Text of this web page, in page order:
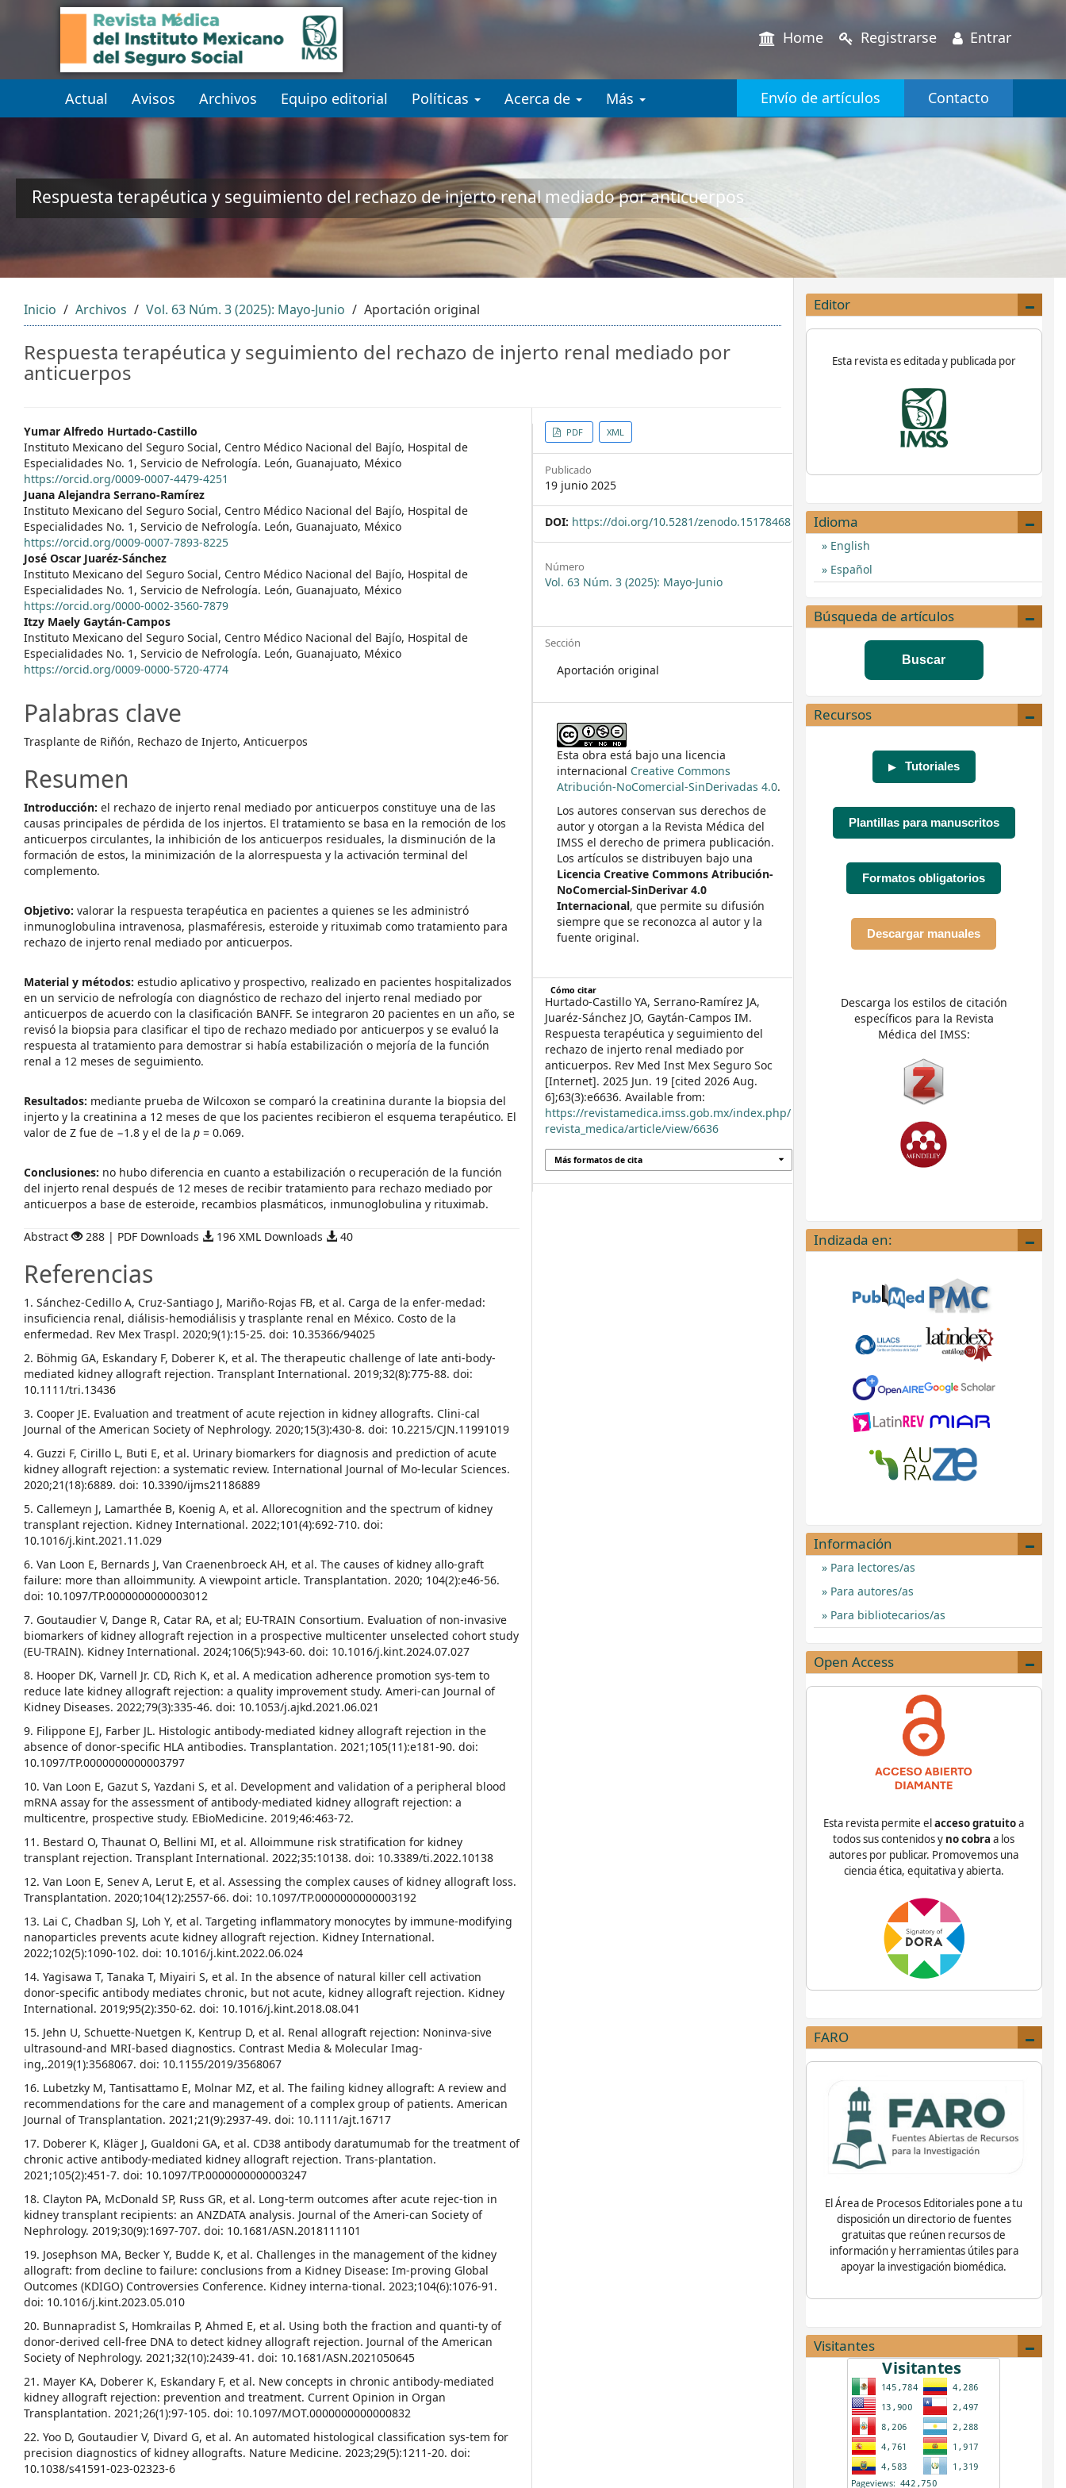
##plugins.themes.themeEleven.accessible_menu.label##
##plugins.themes.themeEleven.accessible_menu.main_navigation##
##plugins.themes.themeEleven.accessible_menu.main_content##
Home Registrarse Entrar
Actual Avisos Archivos Equipo editorial Políticas Acerca de Más Envío de artículos Contacto
Respuesta terapéutica y seguimiento del rechazo de injerto renal mediado por anticuerpos
Inicio Archivos Vol. 63 Núm. 3 (2025): Mayo-Junio Aportación original
Respuesta terapéutica y seguimiento del rechazo de injerto renal mediado por
anticuerpos
##plugins.themes.themeEleven.article.main##
Yumar Alfredo Hurtado-Castillo
Instituto Mexicano del Seguro Social, Centro Médico Nacional del Bajío, Hospital de
Especialidades No. 1, Servicio de Nefrología. León, Guanajuato, México
https://orcid.org/0009-0007-4479-4251
Juana Alejandra Serrano-Ramírez
Instituto Mexicano del Seguro Social, Centro Médico Nacional del Bajío, Hospital de
Especialidades No. 1, Servicio de Nefrología. León, Guanajuato, México
https://orcid.org/0009-0007-7893-8225
José Oscar Juaréz-Sánchez
Instituto Mexicano del Seguro Social, Centro Médico Nacional del Bajío, Hospital de
Especialidades No. 1, Servicio de Nefrología. León, Guanajuato, México
https://orcid.org/0000-0002-3560-7879
Itzy Maely Gaytán-Campos
Instituto Mexicano del Seguro Social, Centro Médico Nacional del Bajío, Hospital de
Especialidades No. 1, Servicio de Nefrología. León, Guanajuato, México
https://orcid.org/0009-0000-5720-4774
Palabras clave
Trasplante de Riñón, Rechazo de Injerto, Anticuerpos
Resumen
Introducción: el rechazo de injerto renal mediado por anticuerpos constituye una de las
causas principales de pérdida de los injertos. El tratamiento se basa en la remoción de los
anticuerpos circulantes, la inhibición de los anticuerpos residuales, la disminución de la
formación de estos, la minimización de la alorrespuesta y la activación terminal del
complemento.
Objetivo: valorar la respuesta terapéutica en pacientes a quienes se les administró
inmunoglobulina intravenosa, plasmaféresis, esteroide y rituximab como tratamiento para
rechazo de injerto renal mediado por anticuerpos.
Material y métodos: estudio aplicativo y prospectivo, realizado en pacientes hospitalizados
en un servicio de nefrología con diagnóstico de rechazo del injerto renal mediado por
anticuerpos de acuerdo con la clasificación BANFF. Se integraron 20 pacientes en un año, se
revisó la biopsia para clasificar el tipo de rechazo mediado por anticuerpos y se evaluó la
respuesta al tratamiento para demostrar si había estabilización o mejoría de la función
renal a 12 meses de seguimiento.
Resultados: mediante prueba de Wilcoxon se comparó la creatinina durante la biopsia del
injerto y la creatinina a 12 meses de que los pacientes recibieron el esquema terapéutico. El
valor de Z fue de −1.8 y el de la p = 0.069.
Conclusiones: no hubo diferencia en cuanto a estabilización o recuperación de la función
del injerto renal después de 12 meses de recibir tratamiento para rechazo mediado por
anticuerpos a base de esteroide, recambios plasmáticos, inmunoglobulina y rituximab.
Abstract 288 | PDF Downloads 196 XML Downloads 40
Referencias
1. Sánchez-Cedillo A, Cruz-Santiago J, Mariño-Rojas FB, et al. Carga de la enfer-medad:
insuficiencia renal, diálisis-hemodiálisis y trasplante renal en México. Costo de la
enfermedad. Rev Mex Traspl. 2020;9(1):15-25. doi: 10.35366/94025
2. Böhmig GA, Eskandary F, Doberer K, et al. The therapeutic challenge of late anti-body‐
mediated kidney allograft rejection. Transplant International. 2019;32(8):775-88. doi:
10.1111/tri.13436
3. Cooper JE. Evaluation and treatment of acute rejection in kidney allografts. Clini-cal
Journal of the American Society of Nephrology. 2020;15(3):430-8. doi: 10.2215/CJN.11991019
4. Guzzi F, Cirillo L, Buti E, et al. Urinary biomarkers for diagnosis and prediction of acute
kidney allograft rejection: a systematic review. International Journal of Mo-lecular Sciences.
2020;21(18):6889. doi: 10.3390/ijms21186889
5. Callemeyn J, Lamarthée B, Koenig A, et al. Allorecognition and the spectrum of kidney
transplant rejection. Kidney International. 2022;101(4):692-710. doi:
10.1016/j.kint.2021.11.029
6. Van Loon E, Bernards J, Van Craenenbroeck AH, et al. The causes of kidney allo-graft
failure: more than alloimmunity. A viewpoint article. Transplantation. 2020; 104(2):e46-56.
doi: 10.1097/TP.0000000000003012
7. Goutaudier V, Dange R, Catar RA, et al; EU-TRAIN Consortium. Evaluation of non-invasive
biomarkers of kidney allograft rejection in a prospective multicenter unselected cohort study
(EU-TRAIN). Kidney International. 2024;106(5):943-60. doi: 10.1016/j.kint.2024.07.027
8. Hooper DK, Varnell Jr. CD, Rich K, et al. A medication adherence promotion sys-tem to
reduce late kidney allograft rejection: a quality improvement study. Ameri-can Journal of
Kidney Diseases. 2022;79(3):335-46. doi: 10.1053/j.ajkd.2021.06.021
9. Filippone EJ, Farber JL. Histologic antibody-mediated kidney allograft rejection in the
absence of donor-specific HLA antibodies. Transplantation. 2021;105(11):e181-90. doi:
10.1097/TP.0000000000003797
10. Van Loon E, Gazut S, Yazdani S, et al. Development and validation of a peripheral blood
mRNA assay for the assessment of antibody-mediated kidney allograft rejection: a
multicentre, prospective study. EBioMedicine. 2019;46:463-72.
11. Bestard O, Thaunat O, Bellini MI, et al. Alloimmune risk stratification for kidney
transplant rejection. Transplant International. 2022;35:10138. doi: 10.3389/ti.2022.10138
12. Van Loon E, Senev A, Lerut E, et al. Assessing the complex causes of kidney allograft loss.
Transplantation. 2020;104(12):2557-66. doi: 10.1097/TP.0000000000003192
13. Lai C, Chadban SJ, Loh Y, et al. Targeting inflammatory monocytes by immune-modifying
nanoparticles prevents acute kidney allograft rejection. Kidney International.
2022;102(5):1090-102. doi: 10.1016/j.kint.2022.06.024
14. Yagisawa T, Tanaka T, Miyairi S, et al. In the absence of natural killer cell activation
donor-specific antibody mediates chronic, but not acute, kidney allograft rejection. Kidney
International. 2019;95(2):350-62. doi: 10.1016/j.kint.2018.08.041
15. Jehn U, Schuette-Nuetgen K, Kentrup D, et al. Renal allograft rejection: Noninva-sive
ultrasound‐and MRI‐based diagnostics. Contrast Media & Molecular Imag-
ing,.2019(1):3568067. doi: 10.1155/2019/3568067
16. Lubetzky M, Tantisattamo E, Molnar MZ, et al. The failing kidney allograft: A review and
recommendations for the care and management of a complex group of patients. American
Journal of Transplantation. 2021;21(9):2937-49. doi: 10.1111/ajt.16717
17. Doberer K, Kläger J, Gualdoni GA, et al. CD38 antibody daratumumab for the treatment of
chronic active antibody-mediated kidney allograft rejection. Trans-plantation.
2021;105(2):451-7. doi: 10.1097/TP.0000000000003247
18. Clayton PA, McDonald SP, Russ GR, et al. Long-term outcomes after acute rejec-tion in
kidney transplant recipients: an ANZDATA analysis. Journal of the Ameri-can Society of
Nephrology. 2019;30(9):1697-707. doi: 10.1681/ASN.2018111101
19. Josephson MA, Becker Y, Budde K, et al. Challenges in the management of the kidney
allograft: from decline to failure: conclusions from a Kidney Disease: Im-proving Global
Outcomes (KDIGO) Controversies Conference. Kidney interna-tional. 2023;104(6):1076-91.
doi: 10.1016/j.kint.2023.05.010
20. Bunnapradist S, Homkrailas P, Ahmed E, et al. Using both the fraction and quanti-ty of
donor-derived cell-free DNA to detect kidney allograft rejection. Journal of the American
Society of Nephrology. 2021;32(10):2439-41. doi: 10.1681/ASN.2021050645
21. Mayer KA, Doberer K, Eskandary F, et al. New concepts in chronic antibody-mediated
kidney allograft rejection: prevention and treatment. Current Opinion in Organ
Transplantation. 2021;26(1):97-105. doi: 10.1097/MOT.0000000000000832
22. Yoo D, Goutaudier V, Divard G, et al. An automated histological classification sys-tem for
precision diagnostics of kidney allografts. Nature Medicine. 2023;29(5):1211-20. doi:
10.1038/s41591-023-02323-6
PDF XML
Publicado
19 junio 2025
DOI: https://doi.org/10.5281/zenodo.15178468
Número
Vol. 63 Núm. 3 (2025): Mayo-Junio
Sección
Aportación original
Esta obra está bajo una licencia
internacional Creative Commons
Atribución-NoComercial-SinDerivadas 4.0.
Los autores conservan sus derechos de
autor y otorgan a la Revista Médica del
IMSS el derecho de primera publicación.
Los artículos se distribuyen bajo una
Licencia Creative Commons Atribución-
NoComercial-SinDerivar 4.0
Internacional, que permite su difusión
siempre que se reconozca al autor y la
fuente original.
Cómo citar
Hurtado-Castillo YA, Serrano-Ramírez JA,
Juaréz-Sánchez JO, Gaytán-Campos IM.
Respuesta terapéutica y seguimiento del
rechazo de injerto renal mediado por
anticuerpos. Rev Med Inst Mex Seguro Soc
[Internet]. 2025 Jun. 19 [cited 2026 Aug.
6];63(3):e6636. Available from:
https://revistamedica.imss.gob.mx/index.php/
revista_medica/article/view/6636
Más formatos de cita
Editor
Esta revista es editada y publicada por
Idioma
English
Español
Búsqueda de artículos
Buscar
Recursos
▶ Tutoriales
Plantillas para manuscritos
Formatos obligatorios
Descargar manuales
Descarga los estilos de citación
específicos para la Revista
Médica del IMSS:
Indizada en:
Información
Para lectores/as
Para autores/as
Para bibliotecarios/as
Open Access
Esta revista permite elacceso gratuitoa
todos sus contenidos y no cobra a los
autores por publicar. Promovemos una
ciencia ética, equitativa y abierta.
FARO
El Área de Procesos Editoriales pone a tu
disposición un directorio de fuentes
gratuitas que reúnen recursos de
información y herramientas útiles para
apoyar la investigación biomédica.
Visitantes